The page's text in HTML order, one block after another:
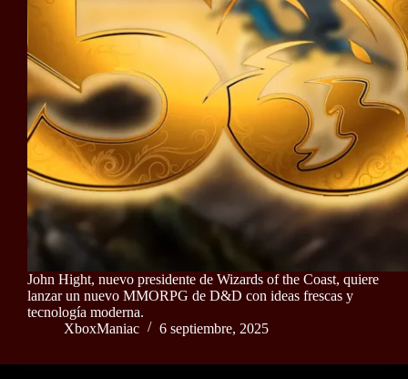
John Hight, nuevo presidente de Wizards of the Coast, quiere
lanzar un nuevo MMORPG de D&D con ideas frescas y
tecnología moderna.
XboxManiac
6 septiembre, 2025